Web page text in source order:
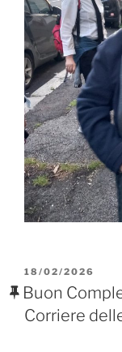
PUBBLICATO
IL
18/02/2026
Buon
Corriere